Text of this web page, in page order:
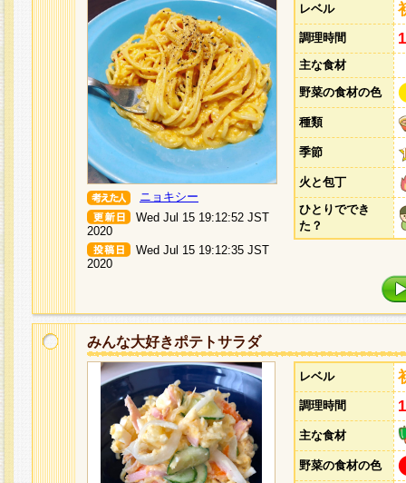
ニョキシー
Wed Jul 15 19:12:52 JST
2020
Wed Jul 15 19:12:35 JST
2020
レベル
調理時間
主な食材
野菜の食材の色
種類
季節
火と包丁
ひとりででき
た？
みんな大好きポテトサラダ
レベル
調理時間
主な食材
野菜の食材の色